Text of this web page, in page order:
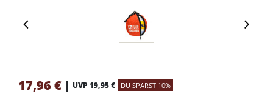
17,96 € | UVP 19,95 € DU SPARST 10%